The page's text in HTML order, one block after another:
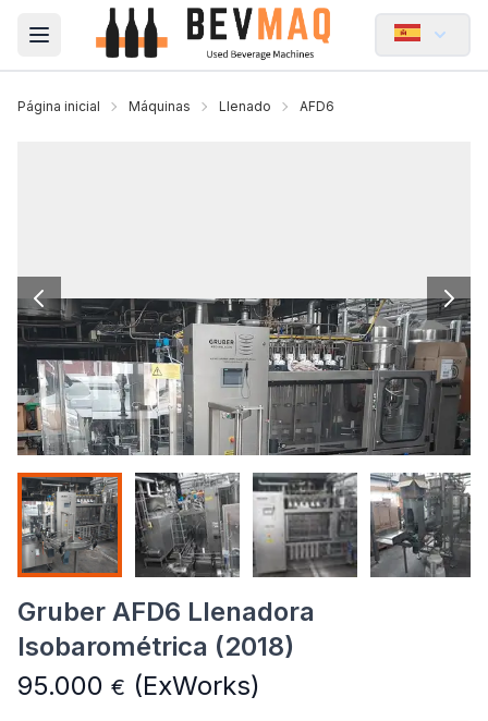
Open main menu
Página inicial Máquinas Llenado AFD6
Gruber AFD6 Llenadora
Isobarométrica (2018)
95.000 € (ExWorks)